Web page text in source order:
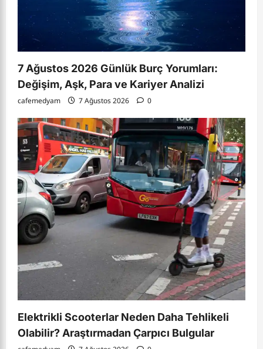
7 Ağustos 2026 Günlük Burç Yorumları:
Değişim, Aşk, Para ve Kariyer Analizi
cafemedyam 7 Ağustos 2026 0
Elektrikli Scooterlar Neden Daha Tehlikeli
Olabilir? Araştırmadan Çarpıcı Bulgular